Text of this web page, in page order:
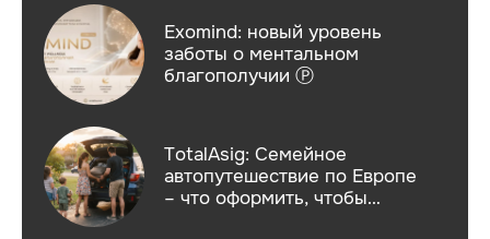
Exomind: новый уровень
заботы о ментальном
благополучии Ⓟ
TotalAsig: Семейное
автопутешествие по Европе
– что оформить, чтобы